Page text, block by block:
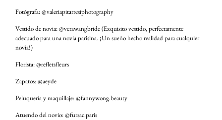
Fotógrafa: @valeriapitarresiphotography
Vestido de novia: @verawangbride (Exquisito vestido, perfectamente
adecuado para una novia parisina. ¡Un sueño hecho realidad para cualquier
novia!)
Florista: @refletsfleurs
Zapatos: @aeyde
Peluquería y maquillaje: @fannywong.beauty
Atuendo del novio: @fursac.paris